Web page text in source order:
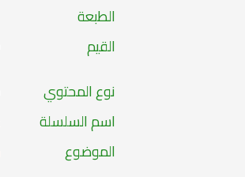
الطبعة
القيم
نوع المحتوي
اسم السلسلة
الموضوع